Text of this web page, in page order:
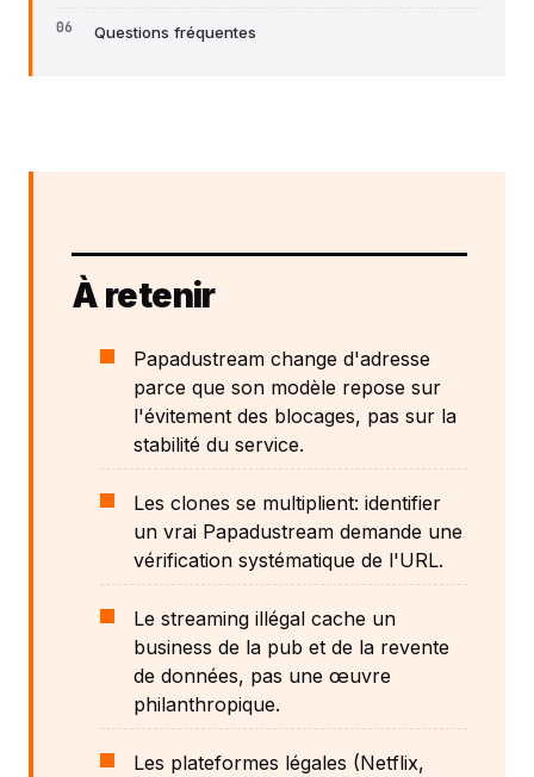
Questions fréquentes
À retenir
Papadustream change d'adresse
parce que son modèle repose sur
l'évitement des blocages, pas sur la
stabilité du service.
Les clones se multiplient: identifier
un vrai Papadustream demande une
vérification systématique de l'URL.
Le streaming illégal cache un
business de la pub et de la revente
de données, pas une œuvre
philanthropique.
Les plateformes légales (Netflix,